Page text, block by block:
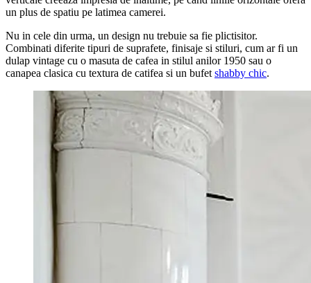
un plus de spatiu pe latimea camerei.
Nu in cele din urma, un design nu trebuie sa fie plictisitor.
Combinati diferite tipuri de suprafete, finisaje si stiluri, cum ar fi un
dulap vintage cu o masuta de cafea in stilul anilor 1950 sau o
canapea clasica cu textura de catifea si un bufet shabby chic.